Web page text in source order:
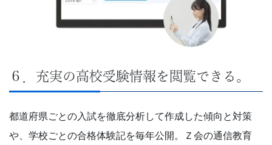
６．充実の高校受験情報を閲覧できる。
都道府県ごとの入試を徹底分析して作成した傾向と対策
や、学校ごとの合格体験記を毎年公開。Ｚ会の通信教育